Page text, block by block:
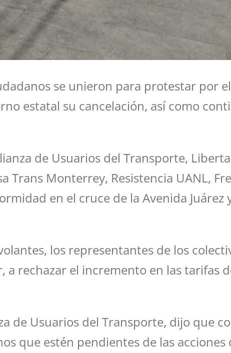
se unieron para protestar por
estatal su cancelación, así como
de Usuarios del Transporte,
Trans Monterrey, Resistencia UANL,
en el cruce de la Avenida
los representantes de los
rechazar el incremento en las tarifas
de Usuarios del Transporte, dijo que
que estén pendientes de las